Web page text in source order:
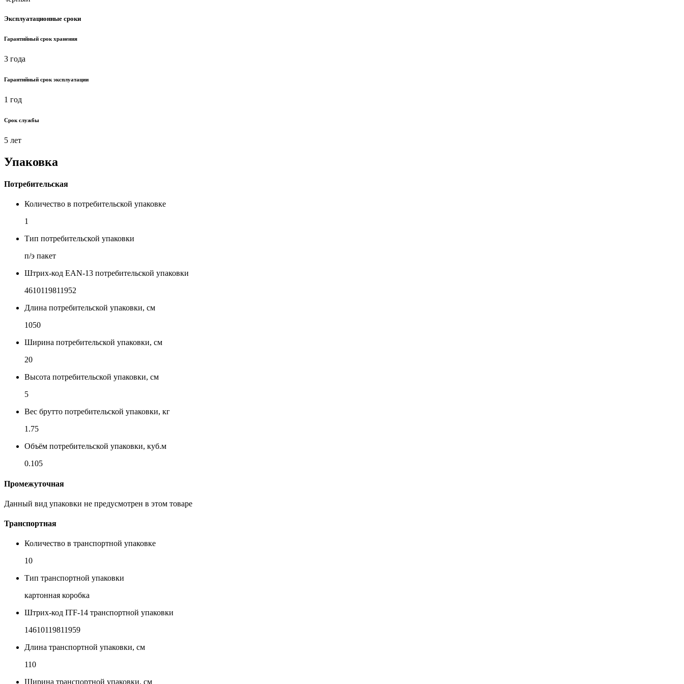
Эксплуатационные сроки
Гарантийный срок хранения
3 года
Гарантийный срок эксплуатации
1 год
Срок службы
5 лет
Упаковка
Потребительская
Количество в потребительской упаковке
1
Тип потребительской упаковки
п/э пакет
Штрих-код EAN-13 потребительской упаковки
4610119811952
Длина потребительской упаковки, см
1050
Ширина потребительской упаковки, см
20
Высота потребительской упаковки, см
5
Вес брутто потребительской упаковки, кг
1.75
Объём потребительской упаковки, куб.м
0.105
Промежуточная
Данный вид упаковки не предусмотрен в этом товаре
Транспортная
Количество в транспортной упаковке
10
Тип транспортной упаковки
картонная коробка
Штрих-код ITF-14 транспортной упаковки
14610119811959
Длина транспортной упаковки, см
110
Ширина транспортной упаковки, см